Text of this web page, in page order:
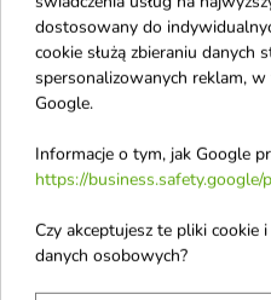
FaceBoom Aura
nawilżająco-
rozświetlający Krem-
żel do twarzy 40 ml
krem-żel intensywnie nawadnia,
koi i przywraca skórze naturalny
konsystencja zapewnia komfort
bez obciążenia, chroniąc cerę
przed przesuszeniem zarówno w
pielęgnacji dziennej, jak i nocnej
dostosowany do
cookie służą zbieraniu danych
spersonalizowanych reklam,
Google.
Informacje o tym, jak Google
https://business.safety.google/
Czy akceptujesz te pliki cookie
danych osobowych?